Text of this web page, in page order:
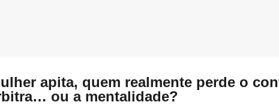
apita, quem realmente perde o
ou a mentalidade?